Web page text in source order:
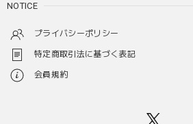
NOTICE
プライバシーポリシー
特定商取引法に基づく表記
会員規約